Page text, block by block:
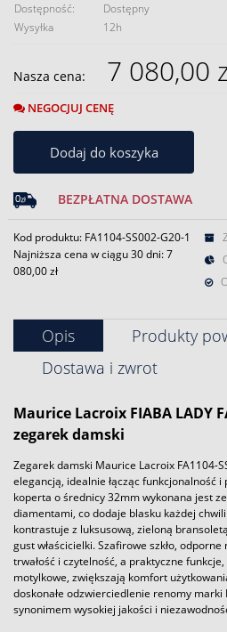
Dostępność:
Dostępny
Wysyłka
12h
Nasza cena: 7 080,00
NEGOCJUJ CENĘ
Dodaj do koszyka
BEZPŁATNA DOSTAWA
Kod produktu: FA1104-SS002-G20-1
Najniższa cena w ciągu 30 dni:7
080,00 zł
Opis
Produkty
Dostawa i zwrot
Maurice Lacroix FIABA LADY
zegarek damski
Zegarek damski Maurice Lacroix FA1104-
elegancją, idealnie łącząc funkcjonalność i
koperta o średnicy 32mm wykonana jest
diamentami, co dodaje blasku każdej
kontrastuje z luksusową, zieloną
gust właścicielki. Szafirowe szkło,
trwałość i czytelność, a praktyczne
motylkowe, zwiększają komfort
doskonałe odzwierciedlenie renomy
synonimem wysokiej jakości i